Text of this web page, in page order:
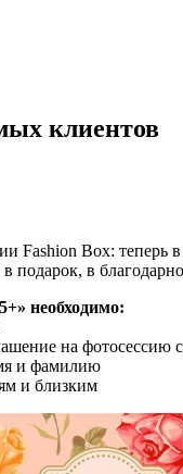
клиентов
Fashion Box: теперь
в
необходимо:
на фотосессию
и фамилию
и близким